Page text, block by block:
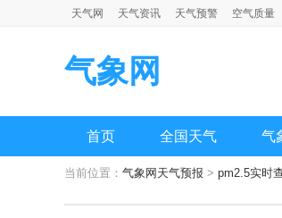
天气网 天气资讯 天气预警 空气质量
气象网
首页 全国天气 气
当前位置： 气象网天气预报 > pm2.5实时